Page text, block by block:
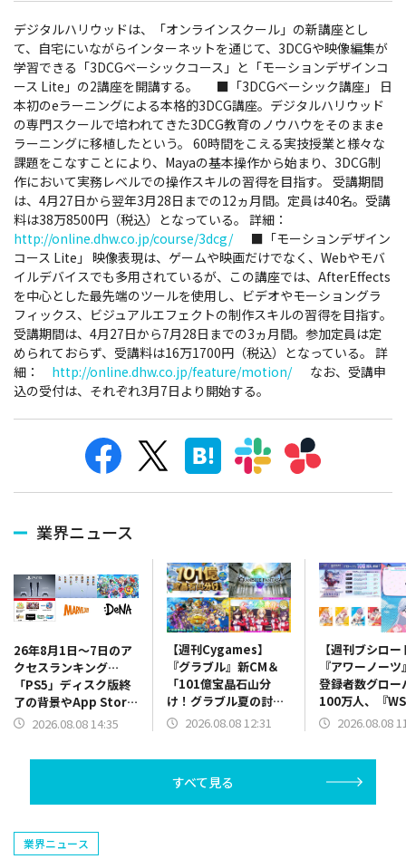
デジタルハリウッドは、「オンラインスクール」の新講座とし
て、自宅にいながらインターネットを通じて、3DCGや映像編集が
学習できる「3DCGベーシックコース」と「モーションデザインコ
ース Lite」の2講座を開講する。
■「3DCGベーシック講座」 日
本初のeラーニングによる本格的3DCG講座。デジタルハリウッド
の専門スクールで培われてきた3DCG教育のノウハウをそのままe
ラーニングに移植したという。 60時間をこえる実技授業と様々な
課題をこなすことにより、Mayaの基本操作から始まり、3DCG制
作において実務レベルでの操作スキルの習得を目指す。 受講期間
は、4月27日から翌年3月28日までの12ヵ月間。定員は40名。受講
料は38万8500円（税込）となっている。 詳細：
http://online.dhw.co.jp/course/3dcg/■「モーションデザイン
コース Lite」 映像表現は、ゲームや映画だけでなく、Webやモバ
イルデバイスでも多用されているが、この講座では、AfterEffects
を中心とした最先端のツールを使用し、ビデオやモーショングラ
フィックス、ビジュアルエフェクトの制作スキルの習得を目指す。
受講期間は、4月27日から7月28日までの3ヵ月間。参加定員は定
められておらず、受講料は16万1700円（税込）となっている。 詳
細： http://online.dhw.co.jp/feature/motion/なお、受講申
込の受付は、それぞれ3月7日より開始する。
業界ニュース
26年8月1日～7日のア
クセスランキング…
「PS5」ディスク版終
了の背景やApp Store
振り返り、決算関係が
2026.08.08 14:35
【週刊Cygames】
『グラブル』新CM＆
「101億宝晶石山分
け！グラブル夏の討伐
祭！」、『ウマ娘』新
など（26年8月1日～7
日）
2026.08.08 12:31
【週刊ブシロ
『アワーノー
登録者数グロー
100万人、『
ースターパック
～7日）
2026.08.08
すべて見る
業界ニュース